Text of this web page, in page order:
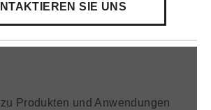
SIE UNS
Produkten und Anwendungen